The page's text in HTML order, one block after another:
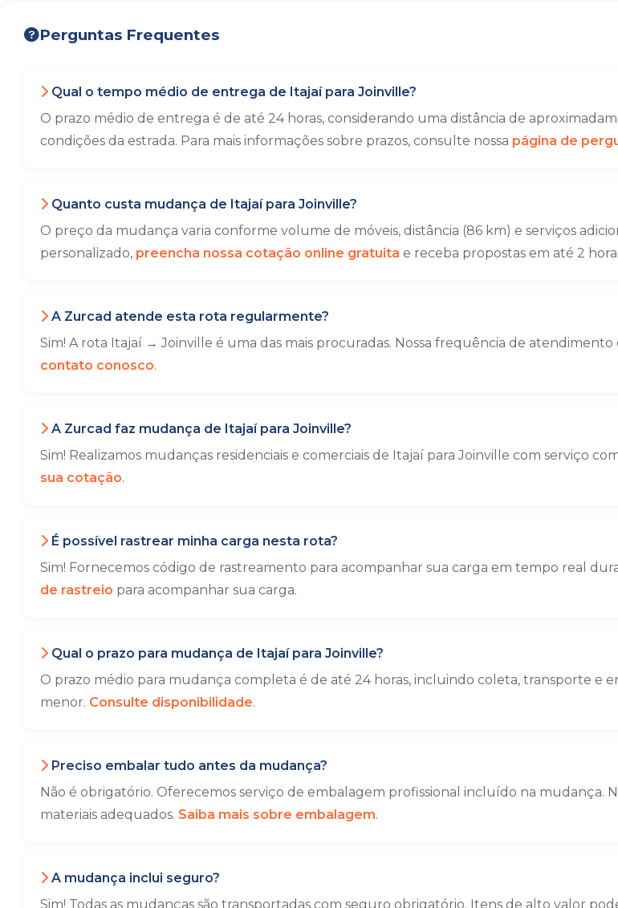
Perguntas Frequentes
Qual o tempo médio de entrega de Itajaí para Joinville?
O prazo médio de entrega é de até 24 horas, considerando uma distância de
condições da estrada. Para mais informações sobre prazos, consulte nossa página de
Quanto custa mudança de Itajaí para Joinville?
O preço da mudança varia conforme volume de móveis, distância (86 km) e serviços
personalizado, preencha nossa cotação online gratuita e receba propostas em até 2
A Zurcad atende esta rota regularmente?
Sim! A rota Itajaí → Joinville é uma das mais procuradas. Nossa frequência de atendimento
contato conosco.
A Zurcad faz mudança de Itajaí para Joinville?
Sim! Realizamos mudanças residenciais e comerciais de Itajaí para Joinville com serviço
sua cotação.
É possível rastrear minha carga nesta rota?
Sim! Fornecemos código de rastreamento para acompanhar sua carga em tempo real
de rastreio para acompanhar sua carga.
Qual o prazo para mudança de Itajaí para Joinville?
O prazo médio para mudança completa é de até 24 horas, incluindo coleta, transporte e
menor. Consulte disponibilidade.
Preciso embalar tudo antes da mudança?
Não é obrigatório. Oferecemos serviço de embalagem profissional incluído na mudança.
materiais adequados. Saiba mais sobre embalagem.
A mudança inclui seguro?
Sim! Todas as mudanças são transportadas com seguro obrigatório. Itens de alto valor